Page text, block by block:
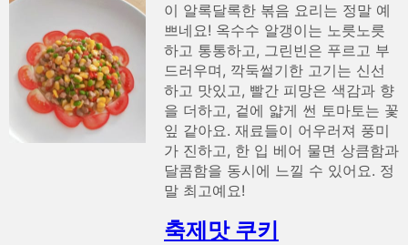
이 알록달록한 볶음 요리는 정말 예
쁘네요! 옥수수 알갱이는 노릇노릇
하고 통통하고, 그린빈은 푸르고 부
드러우며, 깍둑썰기한 고기는 신선
하고 맛있고, 빨간 피망은 색감과 향
을 더하고, 겉에 얇게 썬 토마토는 꽃
잎 같아요. 재료들이 어우러져 풍미
가 진하고, 한 입 베어 물면 상큼함과
달콤함을 동시에 느낄 수 있어요. 정
말 최고예요!
축제맛 쿠키